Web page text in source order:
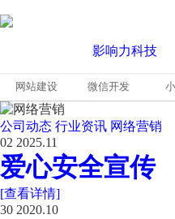
网站建设 微信开发
公司动态 行业资讯 网络营销
02 2025.11
爱心安全宣传
[查看详情]
30 2020.10